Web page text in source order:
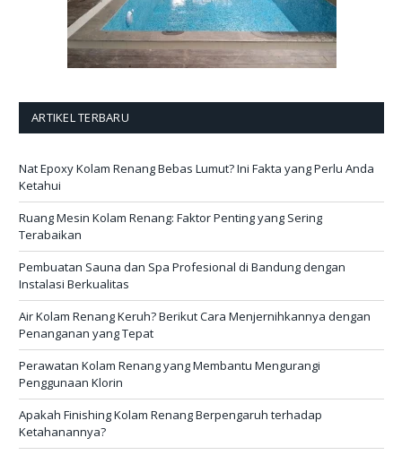
ARTIKEL TERBARU
Nat Epoxy Kolam Renang Bebas Lumut? Ini Fakta yang Perlu Anda
Ketahui
Ruang Mesin Kolam Renang: Faktor Penting yang Sering
Terabaikan
Pembuatan Sauna dan Spa Profesional di Bandung dengan
Instalasi Berkualitas
Air Kolam Renang Keruh? Berikut Cara Menjernihkannya dengan
Penanganan yang Tepat
Perawatan Kolam Renang yang Membantu Mengurangi
Penggunaan Klorin
Apakah Finishing Kolam Renang Berpengaruh terhadap
Ketahanannya?